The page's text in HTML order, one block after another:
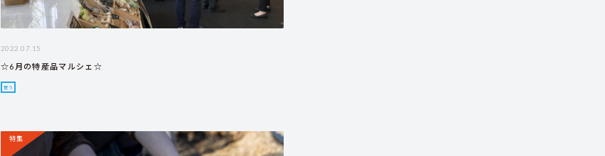
2022.07.15
☆6月の特産品マルシェ☆
買う
特集